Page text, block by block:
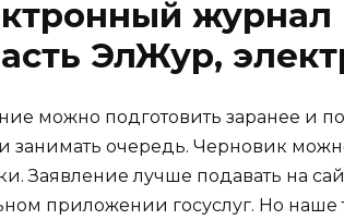
журнал
ЭлЖур,
можно подготовить заранее и
занимать очередь. Черновик
Заявление лучше подавать на
приложении госуслуг. Но наше